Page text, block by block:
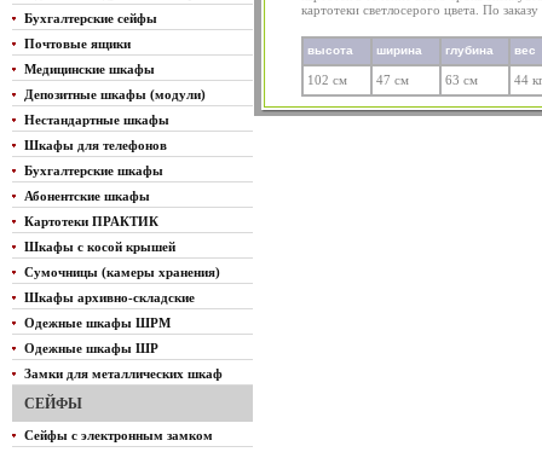
Бухгалтерские сейфы
Почтовые ящики
Медицинские шкафы
Депозитные шкафы (модули)
Нестандартные шкафы
Шкафы для телефонов
Бухгалтерские шкафы
Абонентские шкафы
Картотеки ПРАКТИК
Шкафы с косой крышей
Сумочницы (камеры хранения)
Шкафы архивно-складские
Одежные шкафы ШРМ
Одежные шкафы ШР
Замки для металлических шкаф
СЕЙФЫ
Сейфы с электронным замком
картотеки светлосерого цвета. По
высота ширина глубина вес
102 см 47 см 63 см 44